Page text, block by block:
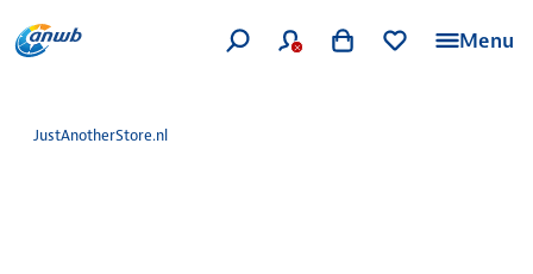
Menu
JustAnotherStore.nl